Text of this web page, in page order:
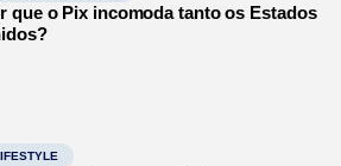
que o Pix incomoda tanto os Estados